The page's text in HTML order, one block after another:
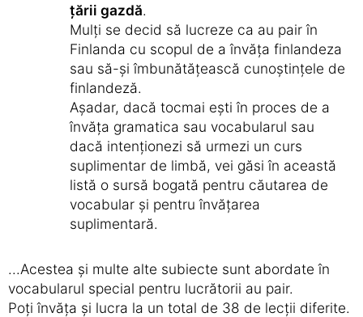
țării gazdă.
Mulți se decid să lucreze ca au pair în
Finlanda cu scopul de a învăța finlandeza
sau să-și îmbunătățească cunoștințele de
finlandeză.
Așadar, dacă tocmai ești în proces de a
învăța gramatica sau vocabularul sau
dacă intenționezi să urmezi un curs
suplimentar de limbă, vei găsi în această
listă o sursă bogată pentru căutarea de
vocabular și pentru învățarea
suplimentară.
...Acestea și multe alte subiecte sunt abordate în
vocabularul special pentru lucrătorii au pair.
Poți învăța și lucra la un total de 38 de lecții diferite.